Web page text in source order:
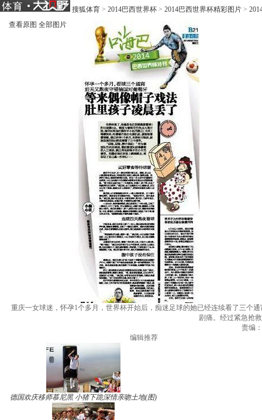
搜狐体育 > 2014巴西世界杯 > 2014巴西世界杯精彩图片 >
查看原图 全部图片
重庆一女球迷，怀孕1个多月，世界杯开始后，痴迷足球的她已经连续看了三个
剧痛。经过紧急抢
责编
编辑推荐
德国欢庆移师慕尼黑 小猪下跪深情亲吻土地(图)